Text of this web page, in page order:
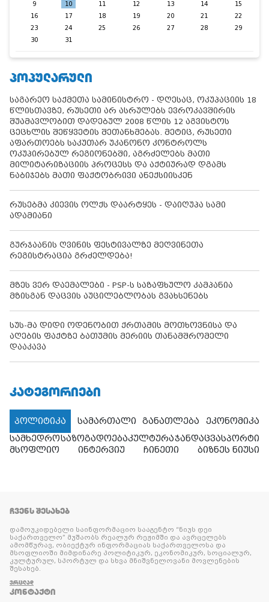
9
10 11 12 13 14
15
16
17 18 19 20 21
22
23
24 25 26 27 28
29
30
31
ᲞᲝᲞᲣᲚᲐᲠᲣᲚᲘ
საგარეო საქმეთა სამინისტრო - დღესაც, ოკუპაციის 18
წლისთავზე, რუსეთი არ ასრულებს ევროკავშირის
შუამავლობით დადებულ 2008 წლის 12 აგვისტოს
ცეცხლის შეწყვეტის შეთანხმებას. მეტიც, რუსეთი
აფართოებს საკუთარ უკანონო კონტროლს
ოკუპირებულ რეგიონებში, აგრძელებს მათი
მილიტარიზაციის პროცესს და აქტიურად დგამს
ნაბიჯებს მათი ფაქტობრივი ანექსიისკენ
რუსებმა კიევის ოლქს დაარტყეს - დაიღუპა სამი
ადამიანი
გურჯაანის ღვინის ფესტივალზე მეღვინეთა
რეგისტრაცია გრძელდება!
მზეს ვერ დაემალები - PSP-ს საზაფხულო კამპანია
მზისგან დაცვის აუცილებლობას გვახსენებს
სუს-მა დიდი ოდენობით ქრთამის მოთხოვნისა და
აღების ფაქტზე ბათუმის მერიის თანამშრომელი
დააკავა
ᲙᲐᲢᲔᲒᲝᲠᲘᲔᲑᲘ
პოლიტიკა სამართალი განათლება
ეკონომიკა
სამხედროსაზოგადოებაკულტურაჯანდაცვასპორტი
მსოფლიო
ინტერვიუ ჩინეთი ბიზნეს ნიუსი
ᲩᲕᲔᲜᲡ ᲨᲔᲡᲐᲮᲔᲑ
დამოუკიდებელი საინფორმაციო სააგენტო “ნიუს დეი
საქართველო” მუშაობს რეალურ რეჟიმში და ავრცელებს
ამომწურავ, ობიექტურ ინფორმაციას საქართველოსა და
მსოფლიოში მიმდინარე პოლიტიკურ, ეკონომიკურ, სოციალურ,
კულტურულ, სპორტულ და სხვა მნიშვნელოვანი მოვლენების
შესახებ.
ᲕᲠᲪᲚᲐᲓ
ᲙᲝᲜᲢᲐᲥᲢᲘ